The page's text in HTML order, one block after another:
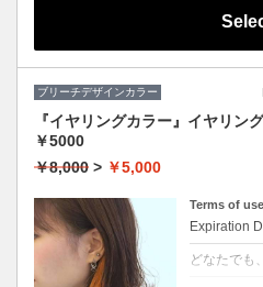
ございます。
ブリーチデザインカラー
『イヤリングカラー』イヤリン
￥5000
￥8,000 > ￥5,000
Terms of use
Expiration
どなたでも